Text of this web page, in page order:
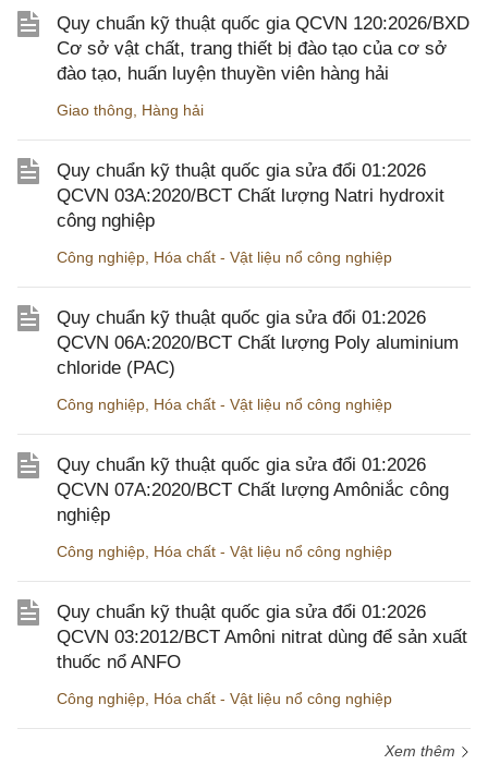
Quy chuẩn kỹ thuật quốc gia QCVN 120:2026/BXD
Cơ sở vật chất, trang thiết bị đào tạo của cơ sở
đào tạo, huấn luyện thuyền viên hàng hải
Giao thông Hàng hải
Quy chuẩn kỹ thuật quốc gia sửa đổi 01:2026
QCVN 03A:2020/BCT Chất lượng Natri hydroxit
công nghiệp
Công nghiệp Hóa chất - Vật liệu nổ công nghiệp
Quy chuẩn kỹ thuật quốc gia sửa đổi 01:2026
QCVN 06A:2020/BCT Chất lượng Poly aluminium
chloride (PAC)
Công nghiệp Hóa chất - Vật liệu nổ công nghiệp
Quy chuẩn kỹ thuật quốc gia sửa đổi 01:2026
QCVN 07A:2020/BCT Chất lượng Amôniắc công
nghiệp
Công nghiệp Hóa chất - Vật liệu nổ công nghiệp
Quy chuẩn kỹ thuật quốc gia sửa đổi 01:2026
QCVN 03:2012/BCT Amôni nitrat dùng để sản xuất
thuốc nổ ANFO
Công nghiệp Hóa chất - Vật liệu nổ công nghiệp
Xem thêm